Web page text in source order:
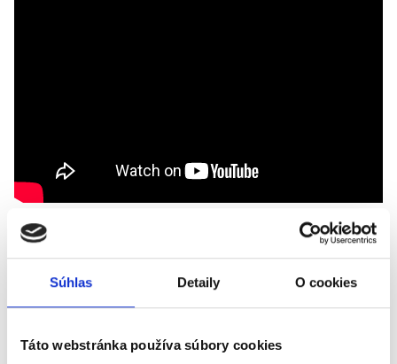
Súhlas Detaily O cookies
Táto webstránka používa súbory cookies
Pozrite si záznam z webinára a objavte najnovšie vylepšenia v
Doklado. Ukážeme vám čo je nové v sekcii Banka, ako
prácu spríjemniť v tmavom režime.
Obsah webinára: